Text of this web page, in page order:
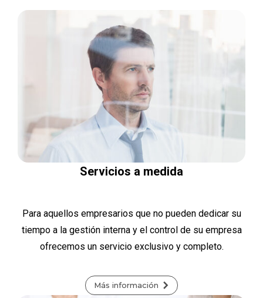
Servicios a medida
Para aquellos empresarios que no pueden dedicar su
tiempo a la gestión interna y el control de su empresa
ofrecemos un servicio exclusivo y completo.
Más información